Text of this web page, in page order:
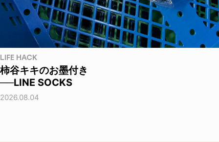
LIFE HACK
柿谷キキのお墨付き
──LINE SOCKS
2026.08.04